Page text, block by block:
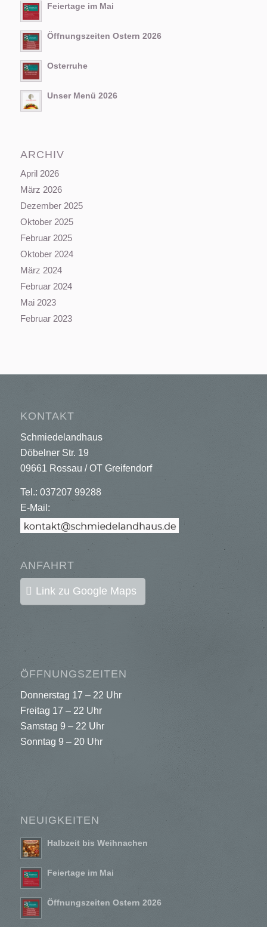
Feiertage im Mai
Öffnungszeiten Ostern 2026
Osterruhe
Unser Menü 2026
ARCHIV
April 2026
März 2026
Dezember 2025
Oktober 2025
Februar 2025
Oktober 2024
März 2024
Februar 2024
Mai 2023
Februar 2023
KONTAKT
Schmiedelandhaus
Döbelner Str. 19
09661 Rossau / OT Greifendorf
Tel.: 037207 99288
E-Mail:
ANFAHRT
Link zu Google Maps
ÖFFNUNGSZEITEN
Donnerstag 17 – 22 Uhr
Freitag 17 – 22 Uhr
Samstag 9 – 22 Uhr
Sonntag 9 – 20 Uhr
NEUIGKEITEN
Halbzeit bis Weihnachen
Feiertage im Mai
Öffnungszeiten Ostern 2026